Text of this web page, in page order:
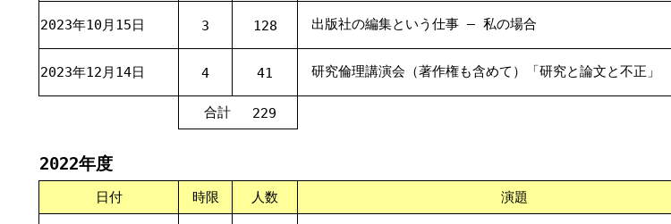
2023年10月15日 3 128 出版社の編集という仕事 ― 私の場合
2023年12月14日 4 41 研究倫理講演会（著作権も含めて）「研究と論文と不正」
合計 229
2022年度
日付 時限 人数 演題